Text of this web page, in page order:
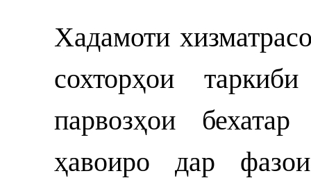
Хадамоти
сохторҳои
парвозҳои
ҳавоиро дар